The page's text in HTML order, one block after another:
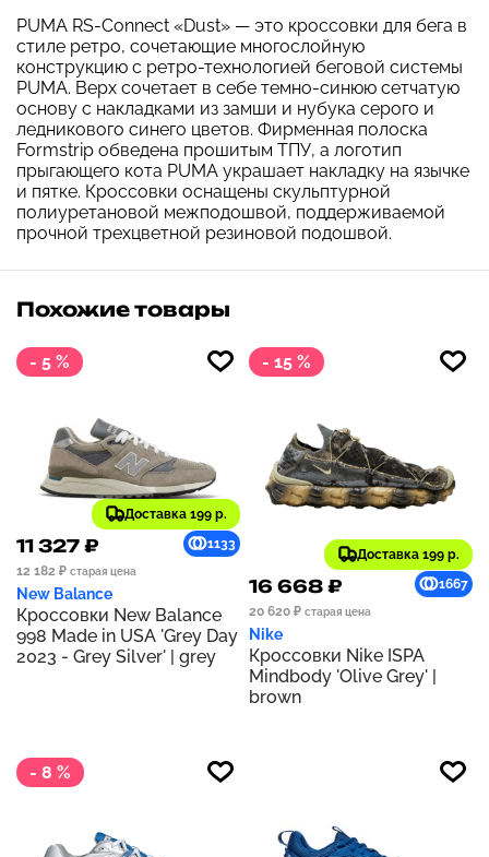
PUMA RS-Connect «Dust» — это кроссовки для бега в
стиле ретро, сочетающие многослойную
конструкцию с ретро-технологией беговой системы
PUMA. Верх сочетает в себе темно-синюю сетчатую
основу с накладками из замши и нубука серого и
ледникового синего цветов. Фирменная полоска
Formstrip обведена прошитым ТПУ, а логотип
прыгающего кота PUMA украшает накладку на язычке
и пятке. Кроссовки оснащены скульптурной
полиуретановой межподошвой, поддерживаемой
прочной трехцветной резиновой подошвой.
Похожие товары
- 5 %
Доставка 199 р.
11 327 ₽
1133
12 182 ₽ старая цена
New Balance
Кроссовки New Balance
998 Made in USA 'Grey Day
2023 - Grey Silver' | grey
- 15 %
Доставка 199 р.
16 668 ₽
1667
20 620 ₽ старая цена
Nike
Кроссовки Nike ISPA
Mindbody 'Olive Grey' |
brown
- 8 %